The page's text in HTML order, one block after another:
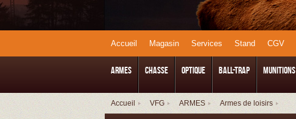
Accueil Magasin Services Stand CGV
ARMES CHASSE Optique Ball-Trap Munitions
Accueil VFG ARMES Armes de loisirs